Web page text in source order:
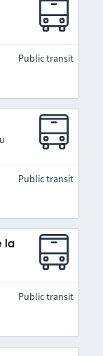
Public transit
Public transit
la
Public transit